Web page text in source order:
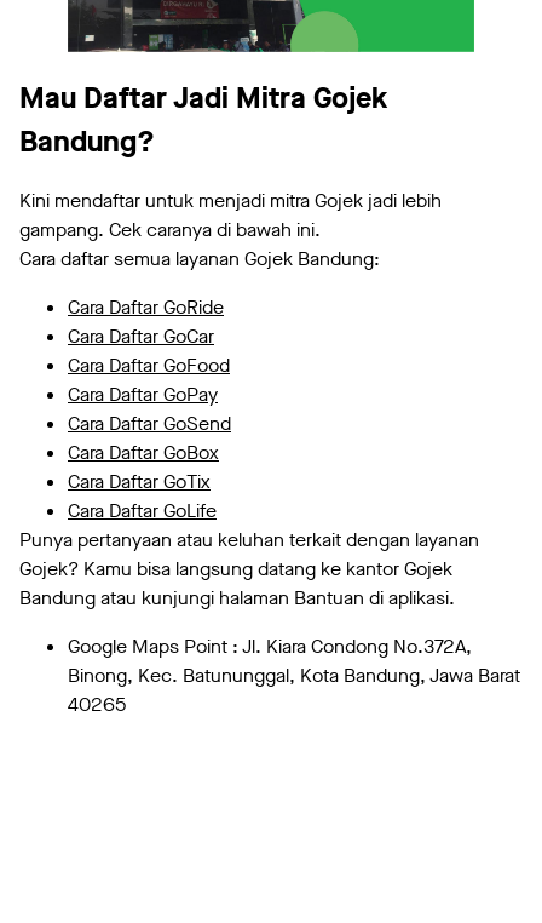
Mau Daftar Jadi Mitra Gojek
Bandung?
Kini mendaftar untuk menjadi mitra Gojek jadi lebih
gampang. Cek caranya di bawah ini.
Cara daftar semua layanan Gojek Bandung:
Cara Daftar GoRide
Cara Daftar GoCar
Cara Daftar GoFood
Cara Daftar GoPay
Cara Daftar GoSend
Cara Daftar GoBox
Cara Daftar GoTix
Cara Daftar GoLife
Punya pertanyaan atau keluhan terkait dengan layanan
Gojek? Kamu bisa langsung datang ke kantor Gojek
Bandung atau kunjungi halaman Bantuan di aplikasi.
Google Maps Point : Jl. Kiara Condong No.372A,
Binong, Kec. Batununggal, Kota Bandung, Jawa Barat
40265